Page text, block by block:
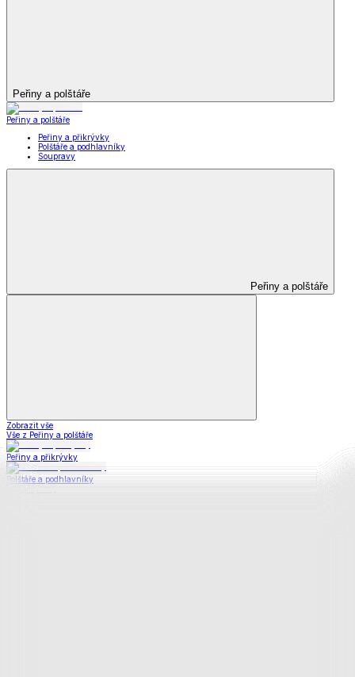
Peřiny a polštáře
Peřiny a polštáře
Peřiny a přikrývky
Polštáře a podhlavníky
Soupravy
Peřiny a polštáře
Zobrazit vše
Vše z Peřiny a polštáře
Peřiny a přikrývky
Polštáře a podhlavníky